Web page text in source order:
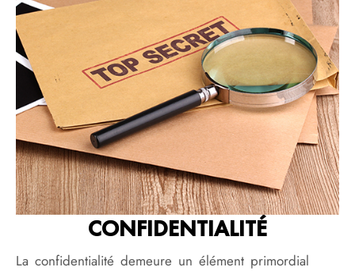
CONFIDENTIALITÉ
La confidentialité demeure un élément primordial